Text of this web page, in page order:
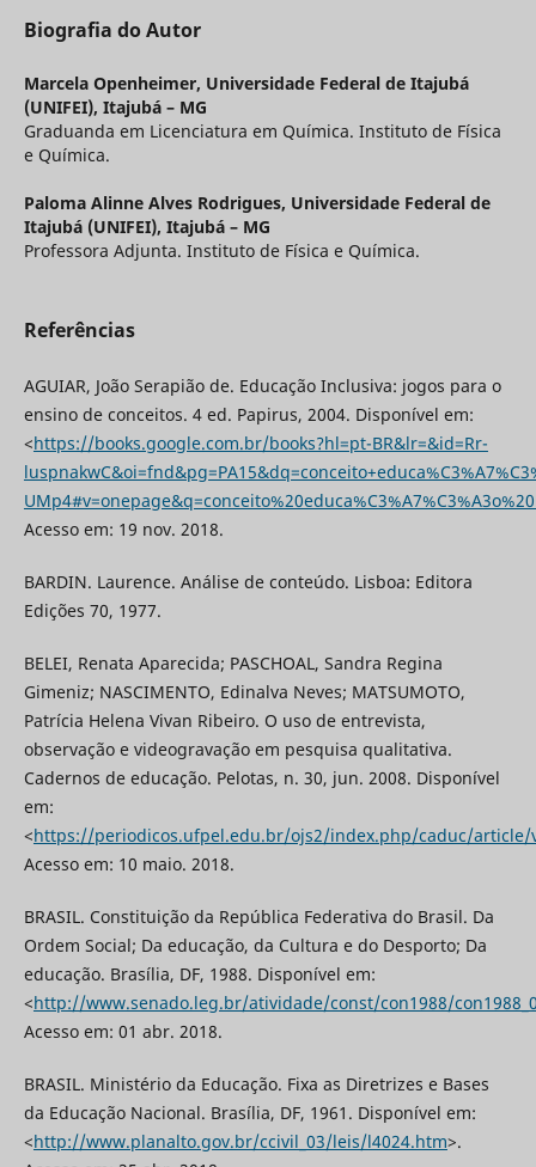
Biografia do Autor
Marcela Openheimer, Universidade Federal de Itajubá
(UNIFEI), Itajubá – MG
Graduanda em Licenciatura em Química. Instituto de Física
e Química.
Paloma Alinne Alves Rodrigues, Universidade Federal de
Itajubá (UNIFEI), Itajubá – MG
Professora Adjunta. Instituto de Física e Química.
Referências
AGUIAR, João Serapião de. Educação Inclusiva: jogos para o
ensino de conceitos. 4 ed. Papirus, 2004. Disponível em:
<https://books.google.com.br/books?hl=pt-BR&lr=&id=Rr-
Acesso em: 19 nov. 2018.
BARDIN. Laurence. Análise de conteúdo. Lisboa: Editora
Edições 70, 1977.
BELEI, Renata Aparecida; PASCHOAL, Sandra Regina
Gimeniz; NASCIMENTO, Edinalva Neves; MATSUMOTO,
Patrícia Helena Vivan Ribeiro. O uso de entrevista,
observação e videogravação em pesquisa qualitativa.
Cadernos de educação. Pelotas, n. 30, jun. 2008. Disponível
em:
<https://periodicos.ufpel.edu.br/ojs2/index.php/caduc/article/
Acesso em: 10 maio. 2018.
BRASIL. Constituição da República Federativa do Brasil. Da
Ordem Social; Da educação, da Cultura e do Desporto; Da
educação. Brasília, DF, 1988. Disponível em:
<http://www.senado.leg.br/atividade/const/con1988/
Acesso em: 01 abr. 2018.
BRASIL. Ministério da Educação. Fixa as Diretrizes e Bases
da Educação Nacional. Brasília, DF, 1961. Disponível em:
<http://www.planalto.gov.br/ccivil_03/leis/l4024.htm>.